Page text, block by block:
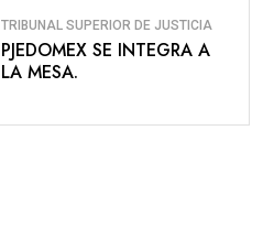
TRIBUNAL SUPERIOR DE JUSTICIA
PJEDOMEX SE INTEGRA A
LA MESA.